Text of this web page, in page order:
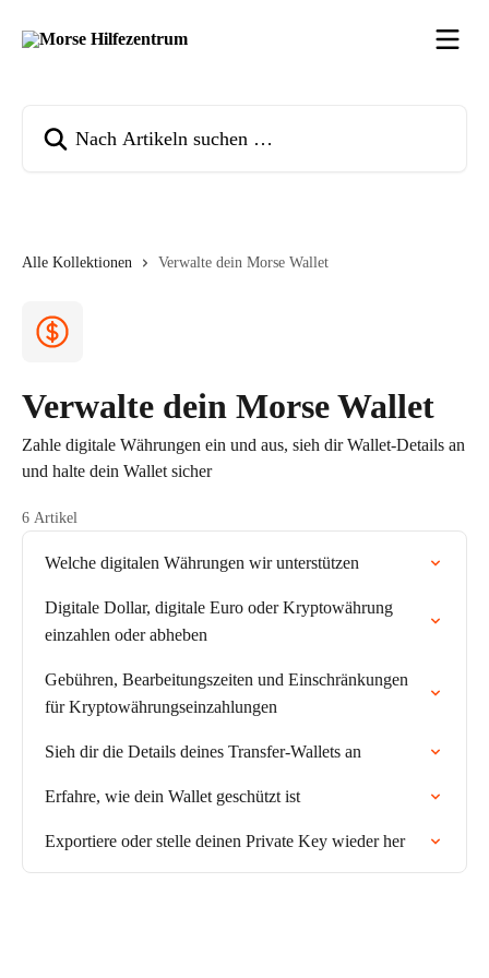
Alle Kollektionen Verwalte dein Morse Wallet
Verwalte dein Morse Wallet
Zahle digitale Währungen ein und aus, sieh dir Wallet-Details an
und halte dein Wallet sicher
6 Artikel
Welche digitalen Währungen wir unterstützen
Digitale Dollar, digitale Euro oder Kryptowährung
einzahlen oder abheben
Gebühren, Bearbeitungszeiten und Einschränkungen
für Kryptowährungseinzahlungen
Sieh dir die Details deines Transfer-Wallets an
Erfahre, wie dein Wallet geschützt ist
Exportiere oder stelle deinen Private Key wieder her